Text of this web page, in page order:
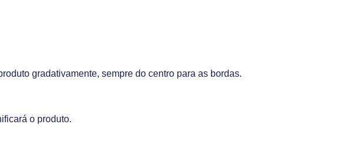
gradativamente, sempre do centro para as bordas.
o produto.